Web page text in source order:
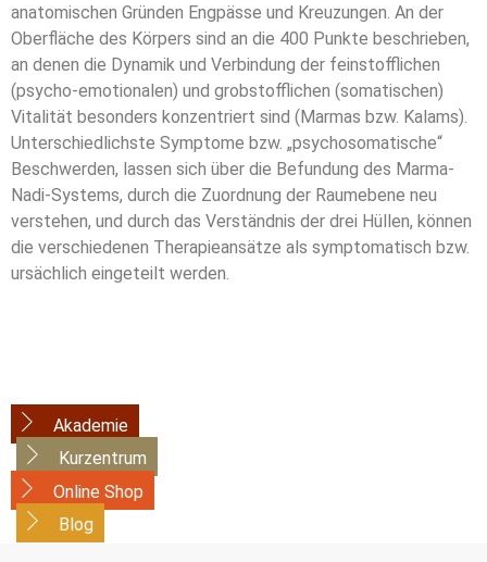
anatomischen Gründen Engpässe und Kreuzungen. An der
Oberfläche des Körpers sind an die 400 Punkte beschrieben,
an denen die Dynamik und Verbindung der feinstofflichen
(psycho-emotionalen) und grobstofflichen (somatischen)
Vitalität besonders konzentriert sind (Marmas bzw. Kalams).
Unterschiedlichste Symptome bzw. „psychosomatische“
Beschwerden, lassen sich über die Befundung des Marma-
Nadi-Systems, durch die Zuordnung der Raumebene neu
verstehen, und durch das Verständnis der drei Hüllen, können
die verschiedenen Therapieansätze als symptomatisch bzw.
ursächlich eingeteilt werden.
Akademie
Kurzentrum
Online Shop
Blog